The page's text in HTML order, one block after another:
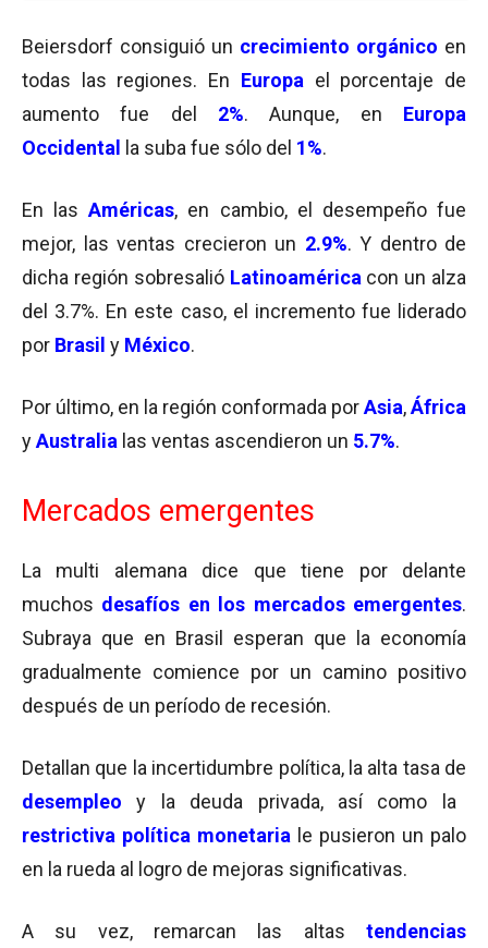
Beiersdorf consiguió un crecimiento orgánico en
todas las regiones. En Europa el porcentaje de
aumento fue del 2%. Aunque, en Europa
Occidental
la suba fue sólo del 1%.
En lasAméricas, en cambio, el desempeño fue
mejor, las ventas crecieron un 2.9%. Y dentro de
dicha región sobresalióLatinoamérica con un alza
del 3.7%. En este caso, el incremento fue liderado
por Brasil y México.
Por último, en la región conformada porAsia,África
yAustralia las ventas ascendieron un 5.7%.
Mercados emergentes
La multi alemana dice que tiene por delante
muchos desafíos en los mercados emergentes.
Subraya que en Brasil esperan que la economía
gradualmente comience por un camino positivo
después de un período de recesión.
Detallan que la incertidumbre política, la alta tasa de
desempleo y la deuda privada, así como la
restrictiva política monetaria le pusieron un palo
en la rueda al logro de mejoras significativas.
A su vez, remarcan las altas tendencias